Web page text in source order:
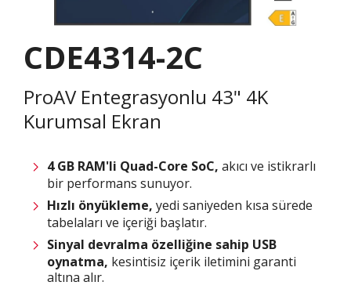
CDE4314-2C
ProAV Entegrasyonlu 43" 4K
Kurumsal Ekran
4 GB RAM'li Quad-Core SoC, akıcı ve istikrarlı
bir performans sunuyor.
Hızlı önyükleme, yedi saniyeden kısa sürede
tabelaları ve içeriği başlatır.
Sinyal devralma özelliğine sahip USB
oynatma, kesintisiz içerik iletimini garanti
altına alır.